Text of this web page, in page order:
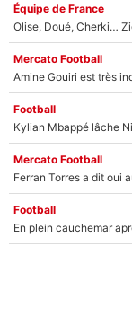
Équipe de France
Mercato Football
Football
Mercato Football
Football